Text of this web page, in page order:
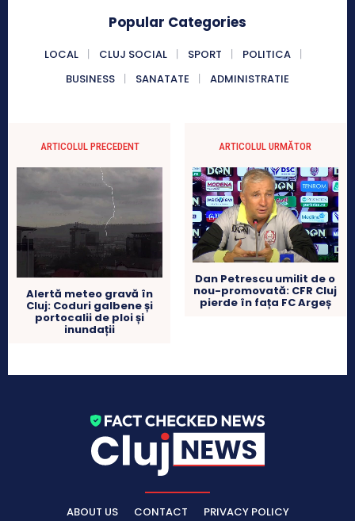
Popular Categories
LOCAL CLUJ SOCIAL SPORT
POLITICA
BUSINESS
SANATATE ADMINISTRATIE
ARTICOLUL PRECEDENT
Alertă meteo gravă în
Cluj: Coduri galbene și
portocalii de ploi și
inundații
ARTICOLUL URMĂTOR
Dan Petrescu umilit de o
nou-promovată: CFR Cluj
pierde în fața FC Argeș
ABOUT US CONTACT PRIVACY POLICY